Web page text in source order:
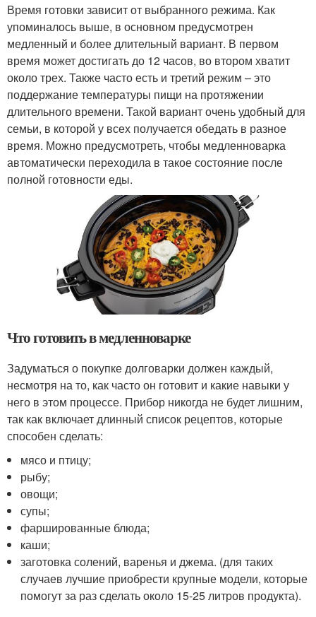
Время готовки зависит от выбранного режима. Как
упоминалось выше, в основном предусмотрен
медленный и более длительный вариант. В первом
время может достигать до 12 часов, во втором хватит
около трех. Также часто есть и третий режим – это
поддержание температуры пищи на протяжении
длительного времени. Такой вариант очень удобный для
семьи, в которой у всех получается обедать в разное
время. Можно предусмотреть, чтобы медленноварка
автоматически переходила в такое состояние после
полной готовности еды.
Что готовить в медленноварке
Задуматься о покупке долговарки должен каждый,
несмотря на то, как часто он готовит и какие навыки у
него в этом процессе. Прибор никогда не будет лишним,
так как включает длинный список рецептов, которые
способен сделать:
мясо и птицу;
рыбу;
овощи;
супы;
фаршированные блюда;
каши;
заготовка солений, варенья и джема. (для таких
случаев лучшие приобрести крупные модели, которые
помогут за раз сделать около 15-25 литров продукта).